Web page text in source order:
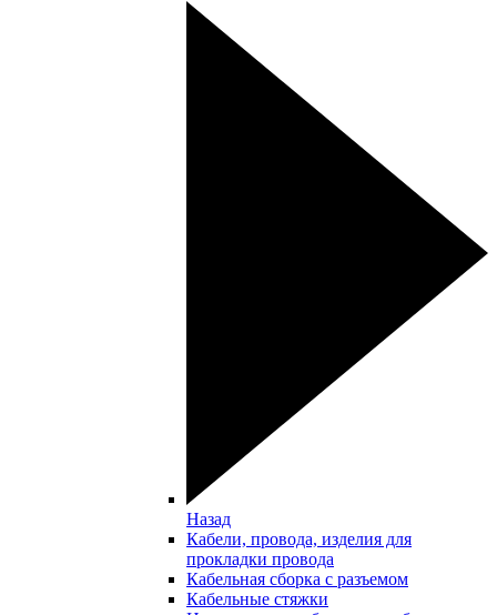
Назад
Кабели, провода, изделия для
прокладки провода
Кабельная сборка с разъемом
Кабельные стяжки